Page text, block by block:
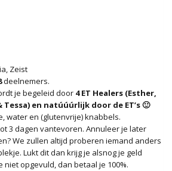
Zeist
deelnemers.
je begeleid door 4 ET Healers (Esther,
Tessa) en natúúúrlijk door de ET’s 🙂
water en (glutenvrije) knabbels.
3 dagen vantevoren. Annuleer je later
We zullen altijd proberen iemand anders
Lukt dit dan krijg je alsnog je geld
niet opgevuld, dan betaal je 100%.